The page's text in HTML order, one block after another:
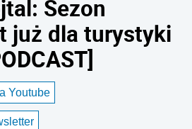
Sezon
już dla turystyki
Youtube